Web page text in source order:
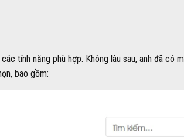
tính năng phù hợp. Không lâu sau, anh đã có
bao gồm: